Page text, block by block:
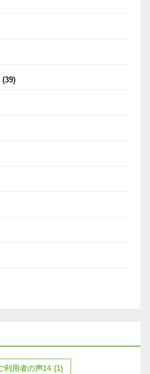
(39)
利用者の声14 (1)